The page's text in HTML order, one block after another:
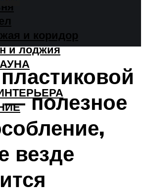
и коридор
и лоджия
— полезное
везде